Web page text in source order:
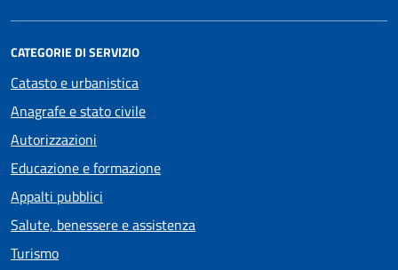
CATEGORIE DI SERVIZIO
Catasto e urbanistica
Anagrafe e stato civile
Autorizzazioni
Educazione e formazione
Appalti pubblici
Salute, benessere e assistenza
Turismo